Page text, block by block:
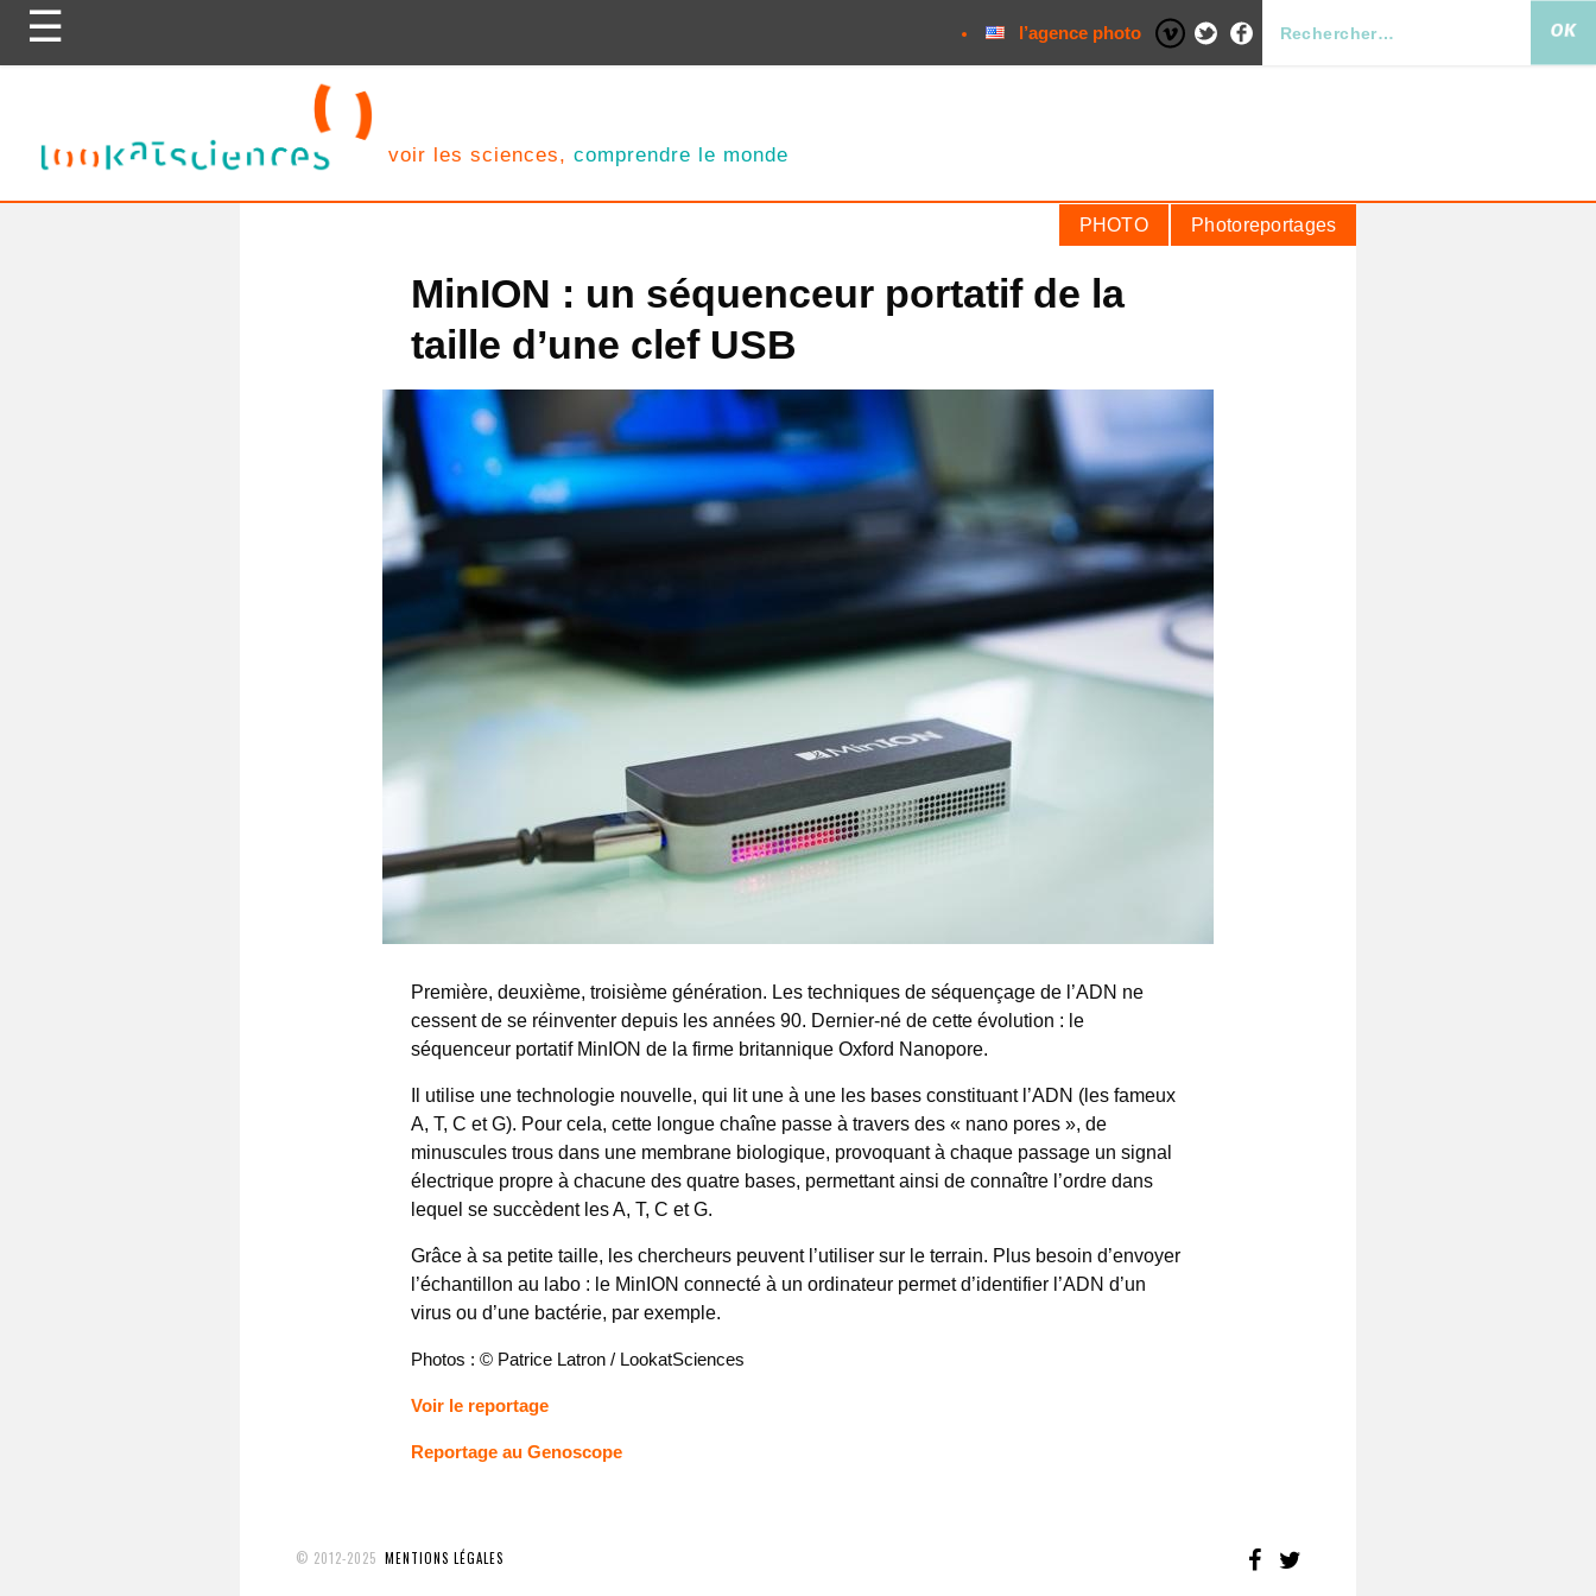
content
l’agence photo
voir les sciences,comprendre le monde
MinION : un séquenceur portatif de la
taille d’une clef USB
PHOTO Photoreportages
Première, deuxième, troisième génération. Les techniques de séquençage de l’ADN ne
cessent de se réinventer depuis les années 90. Dernier-né de cette évolution : le
séquenceur portatif MinION de la firme britannique Oxford Nanopore.
Il utilise une technologie nouvelle, qui lit une à une les bases constituant l’ADN (les fameux
A, T, C et G). Pour cela, cette longue chaîne passe à travers des « nano pores », de
minuscules trous dans une membrane biologique, provoquant à chaque passage un signal
électrique propre à chacune des quatre bases, permettant ainsi de connaître l’ordre dans
lequel se succèdent les A, T, C et G.
Grâce à sa petite taille, les chercheurs peuvent l’utiliser sur le terrain. Plus besoin d’envoyer
l’échantillon au labo : le MinION connecté à un ordinateur permet d’identifier l’ADN d’un
virus ou d’une bactérie, par exemple.
Photos : © Patrice Latron / LookatSciences
Voir le reportage
Reportage au Genoscope
© 2012-2025 MENTIONS LÉGALES FACEBOOK